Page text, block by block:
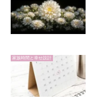
家族時間と幸せ設計